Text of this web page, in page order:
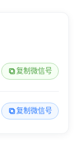
复制微信号
复制微信号